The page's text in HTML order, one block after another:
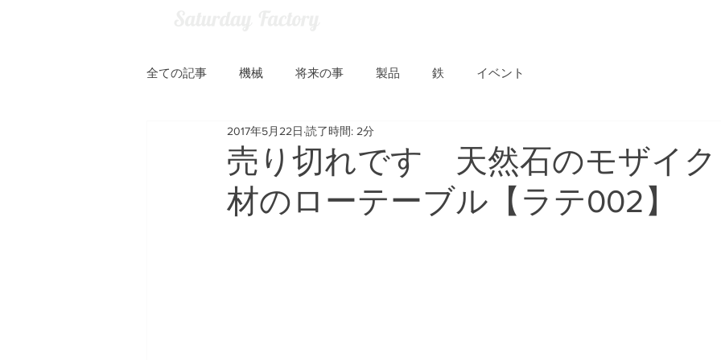
全ての記事 機械 将来の事 製品 鉄 イベント
売り切れです 天然石のモザイク
材のローテーブル【ラテ002】
2017年5月22日 読了時間: 2分